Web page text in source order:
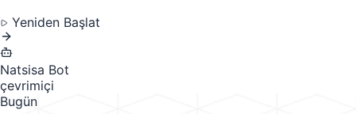
Yeniden Başlat
Natsisa Bot
çevrimiçi
Bugün